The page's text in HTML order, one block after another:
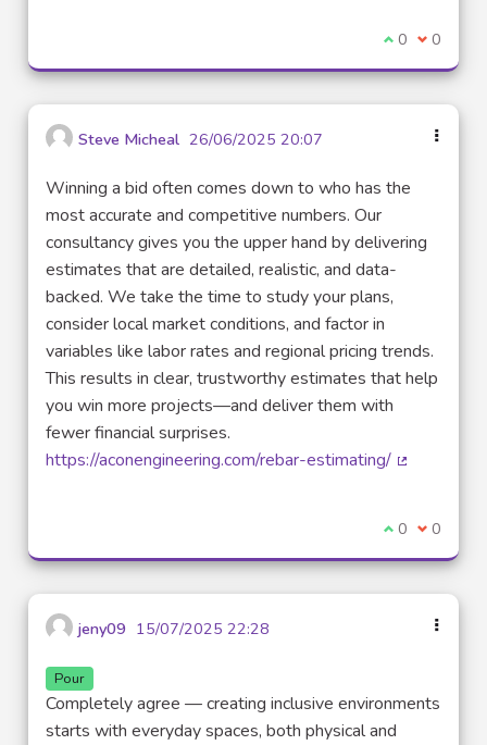
Je suis
0 Je ne
0
Steve Micheal 26/06/2025 20:07
Winning a bid often comes down to who has the
most accurate and competitive numbers. Our
consultancy gives you the upper hand by delivering
estimates that are detailed, realistic, and data-
backed. We take the time to study your plans,
consider local market conditions, and factor in
variables like labor rates and regional pricing trends.
This results in clear, trustworthy estimates that help
you win more projects—and deliver them with
fewer financial surprises.
https://aconengineering.com/rebar-estimating/
Je suis
0 Je ne
0
jeny09 15/07/2025 22:28
Pour
Completely agree — creating inclusive environments
starts with everyday spaces, both physical and